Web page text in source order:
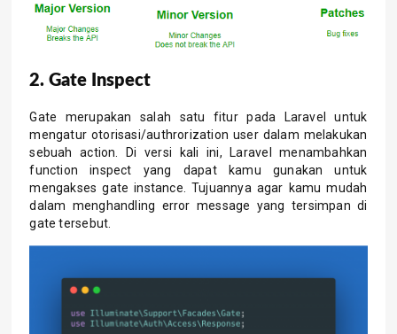
2. Gate Inspect
Gate merupakan salah satu fitur pada Laravel untuk
mengatur otorisasi/authrorization user dalam melakukan
sebuah action. Di versi kali ini, Laravel menambahkan
function inspect yang dapat kamu gunakan untuk
mengakses gate instance. Tujuannya agar kamu mudah
dalam menghandling error message yang tersimpan di
gate tersebut.